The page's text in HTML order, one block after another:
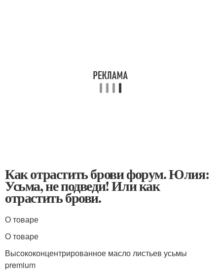
Как отрастить брови форум. Юлия:
Усьма, не подведи! Или как
отрастить брови.
О товаре
О товаре
Высококонцентрированное масло листьев усьмы
premium